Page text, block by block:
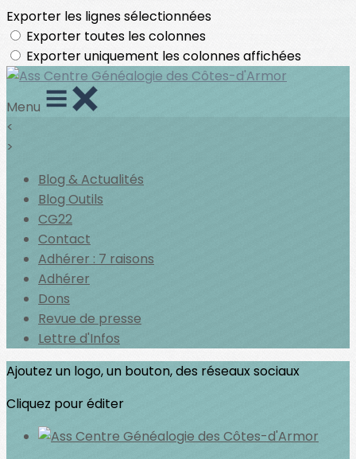
Exporter les lignes sélectionnées
Exporter toutes les colonnes
Exporter uniquement les colonnes affichées
Menu
<
>
Blog & Actualités
Blog Outils
CG22
Contact
Adhérer : 7 raisons
Adhérer
Dons
Revue de presse
Lettre d'Infos
Ajoutez un logo, un bouton, des réseaux sociaux
Cliquez pour éditer